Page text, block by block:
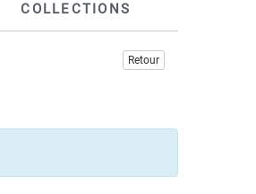
COLLECTIONS
Retour